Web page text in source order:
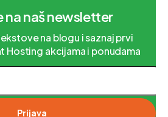
na naš newsletter
na blogu i saznaj prvi
Hosting akcijama i ponudama
Prijava